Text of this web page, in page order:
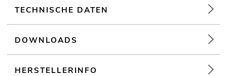
TECHNISCHE DATEN
DOWNLOADS
HERSTELLERINFO